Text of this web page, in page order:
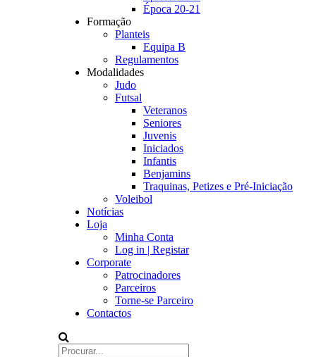
Época 20-21
Formação
Planteis
Equipa B
Regulamentos
Modalidades
Judo
Futsal
Veteranos
Seniores
Juvenis
Iniciados
Infantis
Benjamins
Traquinas, Petizes e Pré-Iniciação
Voleibol
Notícias
Loja
Minha Conta
Log in | Registar
Corporate
Patrocinadores
Parceiros
Torne-se Parceiro
Contactos